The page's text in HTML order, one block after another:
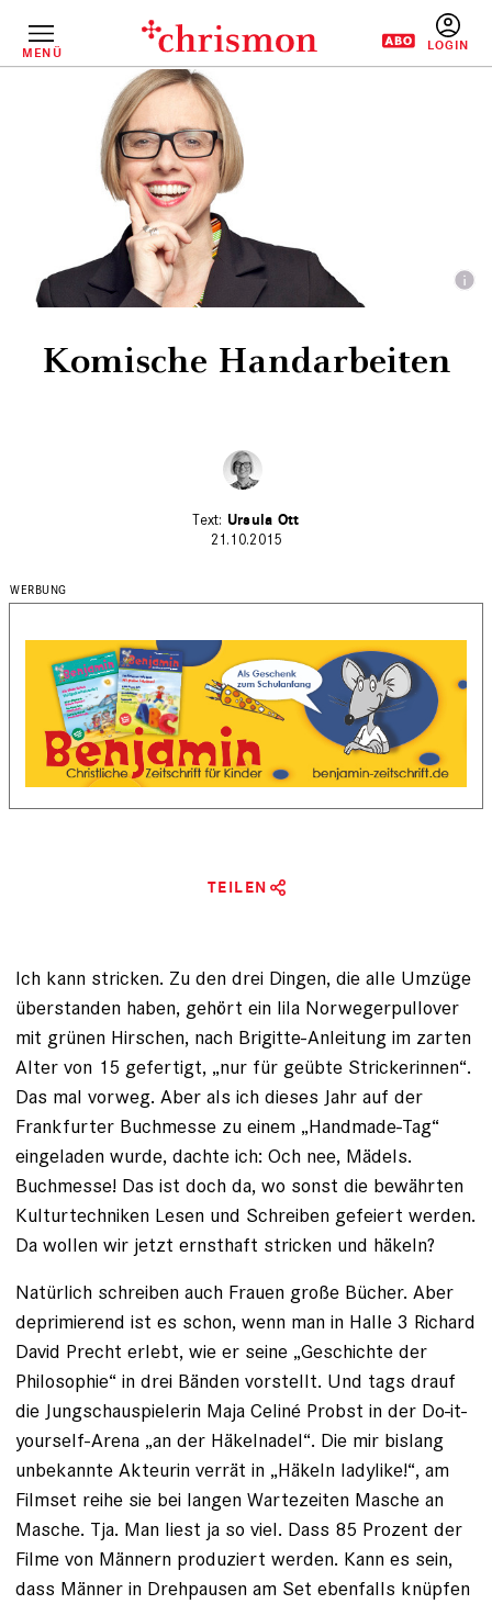
InhaltMENÜ
Komische Handarbeiten
Ursula Ott
21.10.2015
TEILEN
Ich kann stricken. Zu den drei Dingen, die alle Umzüge
überstanden haben, gehört ein lila Norwegerpullover
mit grünen Hirschen, nach Brigitte-Anleitung im zarten
Alter von 15 gefertigt, „nur für geübte ­Strickerinnen“.
Das mal vorweg. Aber als ich dieses Jahr auf der
Frankfurter Buchmesse zu einem „Handmade-Tag“
eingeladen wurde, dachte ich: Och nee, Mädels.
Buchmesse! Das ist doch da, wo sonst die bewährten
Kulturtechniken Lesen und Schreiben gefeiert werden.
Da wollen wir jetzt ernsthaft stricken und häkeln?
Natürlich schreiben auch Frauen große Bücher. Aber
deprimierend ist es schon, wenn man in Halle 3 Richard
David Precht erlebt, wie er seine „Geschichte der
Philosophie“ in drei Bänden vorstellt. Und tags drauf
die Jungschauspielerin Maja Celiné Probst in der Do-it-
yourself-Arena „an der Häkelnadel“. Die mir bislang
unbekannte Akteurin verrät in „Häkeln ­ladylike!“, am
Filmset reihe sie bei langen Wartezeiten Masche an
Masche. Tja. Man liest ja so viel. Dass 85 Prozent der
Filme von Männern produziert werden. Kann es sein,
dass Männer in Drehpausen am Set ebenfalls knüpfen